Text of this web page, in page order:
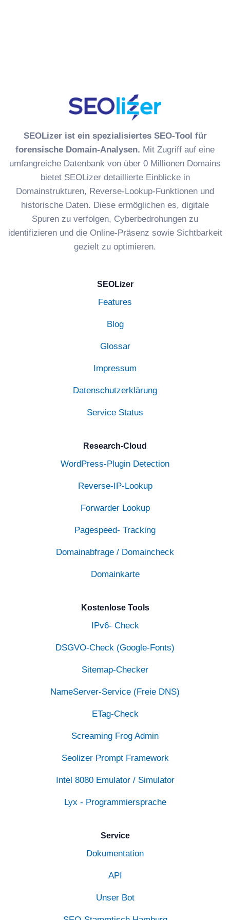
New
SEOLizer ist ein spezialisiertes SEO-Tool für
forensische Domain-Analysen. Mit Zugriff auf eine
umfangreiche Datenbank von über 0 Millionen Domains
bietet SEOLizer detaillierte Einblicke in
Domainstrukturen, Reverse-Lookup-Funktionen und
historische Daten. Diese ermöglichen es, digitale
Spuren zu verfolgen, Cyberbedrohungen zu
identifizieren und die Online-Präsenz sowie Sichtbarkeit
gezielt zu optimieren.
SEOLizer
Features
Blog
Glossar
Impressum
Datenschutzerklärung
Service Status
Research-Cloud
WordPress-Plugin Detection
Reverse-IP-Lookup
Forwarder Lookup
Pagespeed- Tracking
Domainabfrage / Domaincheck
Domainkarte
Kostenlose Tools
IPv6- Check
DSGVO-Check (Google-Fonts)
Sitemap-Checker
NameServer-Service (Freie DNS)
ETag-Check
Screaming Frog Admin
Seolizer Prompt Framework
Intel 8080 Emulator / Simulator
Lyx - Programmiersprache
Service
Dokumentation
API
Unser Bot